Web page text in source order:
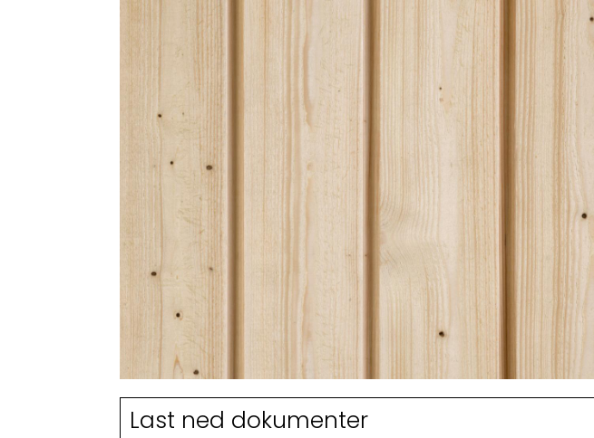
Last ned dokumenter